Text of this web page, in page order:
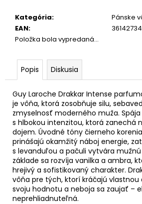
Kategória:
Pánske
EAN:
Položka bola vypredaná…
Popis Diskusia
Guy Laroche Drakkar Intense
je vôňa, ktorá zosobňuje silu,
zmyselnosť moderného muža.
s hlbokou intenzitou, ktorá zanechá
dojem. Úvodné tóny čierneho
prinášajú okamžitý náboj energie,
s levanduľou a pačuli vytvára
základe sa rozvíja vanilka a ambra,
hrejivý a sofistikovaný charakter.
vôňa pre tých, ktorí kráčajú vlastnou
svoju hodnotu a neboja sa zaujať –
neprehliadnuteľná.